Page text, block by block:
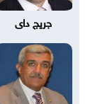
جريج داى